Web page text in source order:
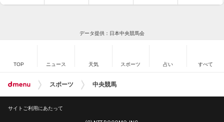
データ提供：日本中央競馬会
TOP ニュース 天気 スポーツ 占い すべて
スポーツ 中央競馬
サイトご利用にあたって